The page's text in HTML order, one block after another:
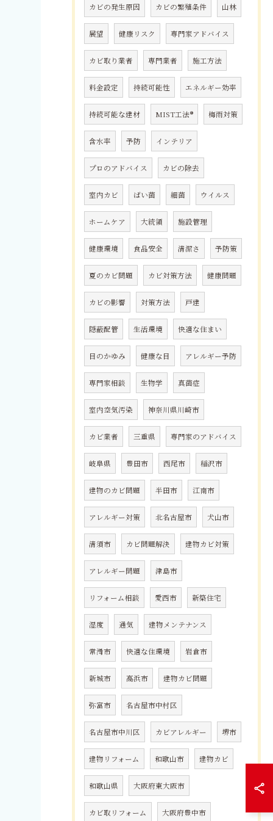
カビの発生原因 カビの繁殖条件 山林
展望 健康リスク 専門家アドバイス
カビ取り業者 専門業者 施工方法
料金設定 持続可能性 エネルギー効率
持続可能な建材 MIST工法® 梅雨対策
含水率 予防 インテリア
プロのアドバイス カビの除去
室内カビ ばい菌 細菌 ウイルス
ホームケア 大統領 施設管理
健康環境 食品安全 清潔さ 予防策
夏のカビ問題 カビ対策方法 健康問題
カビの影響 対策方法 戸建
隠蔽配管 生活環境 快適な住まい
目のかゆみ 健康な目 アレルギー予防
専門家相談 生物学 真菌症
室内空気汚染 神奈川県川崎市
カビ業者 三重県 専門家のアドバイス
岐阜県 豊田市 西尾市 稲沢市
建物のカビ問題 半田市 江南市
アレルギー対策 北名古屋市 犬山市
清須市 カビ問題解決 建物カビ対策
アレルギー問題 津島市
リフォーム相談 愛西市 新築住宅
湿度 通気 建物メンテナンス
常滑市 快適な住環境 岩倉市
新城市 高浜市 建物カビ問題
弥富市 名古屋市中村区
名古屋市中川区 カビアレルギー 堺市
建物リフォーム 和歌山市 建物カビ
和歌山県 大阪府東大阪市
カビ取リフォーム 大阪府豊中市